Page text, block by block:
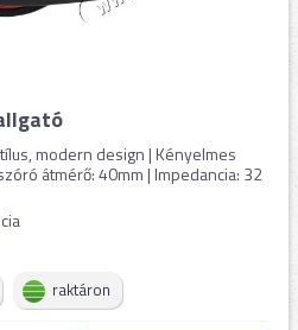
modern design | Kényelmes
átmérő: 40mm | Impedancia: 32
raktáron